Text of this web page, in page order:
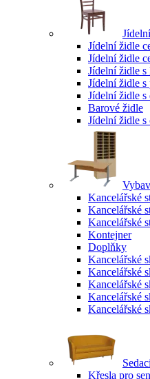
Jídelní židle
Jídelní židle
Jídelní židle
Jídelní židle s
Jídelní židle s
Barové židle
Jídelní židle s
Kancelářské
Kancelářské
Kancelářské
Kontejner
Doplňky
Kancelářské
Kancelářské
Kancelářské
Kancelářské
Kancelářské
Křesla pro